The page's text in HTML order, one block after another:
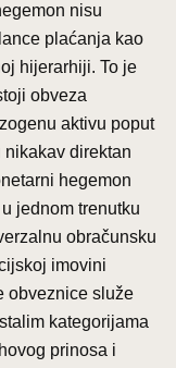
nisu
plaćanja kao
hijerarhiji. To je
obveza
aktivu poput
direktan
hegemon
jednom trenutku
obračunsku
imovini
obveznice služe
kategorijama
prinosa i